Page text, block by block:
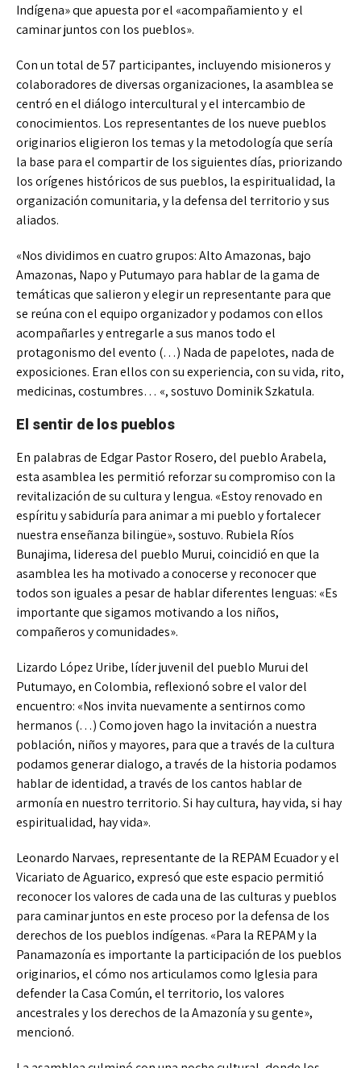
Indígena» que apuesta por el «acompañamiento y el
caminar juntos con los pueblos».
Con un total de 57 participantes, incluyendo misioneros y
colaboradores de diversas organizaciones, la asamblea se
centró en el diálogo intercultural y el intercambio de
conocimientos. Los representantes de los nueve pueblos
originarios eligieron los temas y la metodología que sería
la base para el compartir de los siguientes días, priorizando
los orígenes históricos de sus pueblos, la espiritualidad, la
organización comunitaria, y la defensa del territorio y sus
aliados.
«Nos dividimos en cuatro grupos: Alto Amazonas, bajo
Amazonas, Napo y Putumayo para hablar de la gama de
temáticas que salieron y elegir un representante para que
se reúna con el equipo organizador y podamos con ellos
acompañarles y entregarle a sus manos todo el
protagonismo del evento (…) Nada de papelotes, nada de
exposiciones. Eran ellos con su experiencia, con su vida, rito,
medicinas, costumbres… «, sostuvo Dominik Szkatula.
El sentir de los pueblos
En palabras de Edgar Pastor Rosero, del pueblo Arabela,
esta asamblea les permitió reforzar su compromiso con la
revitalización de su cultura y lengua. «Estoy renovado en
espíritu y sabiduría para animar a mi pueblo y fortalecer
nuestra enseñanza bilingüe», sostuvo. Rubiela Ríos
Bunajima, lideresa del pueblo Murui, coincidió en que la
asamblea les ha motivado a conocerse y reconocer que
todos son iguales a pesar de hablar diferentes lenguas: «Es
importante que sigamos motivando a los niños,
compañeros y comunidades».
Lizardo López Uribe, líder juvenil del pueblo Murui del
Putumayo, en Colombia, reflexionó sobre el valor del
encuentro: «Nos invita nuevamente a sentirnos como
hermanos (…) Como joven hago la invitación a nuestra
población, niños y mayores, para que a través de la cultura
podamos generar dialogo, a través de la historia podamos
hablar de identidad, a través de los cantos hablar de
armonía en nuestro territorio. Si hay cultura, hay vida, si hay
espiritualidad, hay vida».
Leonardo Narvaes, representante de la REPAM Ecuador y el
Vicariato de Aguarico, expresó que este espacio permitió
reconocer los valores de cada una de las culturas y pueblos
para caminar juntos en este proceso por la defensa de los
derechos de los pueblos indígenas. «Para la REPAM y la
Panamazonía es importante la participación de los pueblos
originarios, el cómo nos articulamos como Iglesia para
defender la Casa Común, el territorio, los valores
ancestrales y los derechos de la Amazonía y su gente»,
mencionó.